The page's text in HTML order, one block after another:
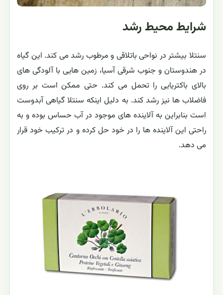
شرایط محیط رشد
سنتلا بیشتر در نواحی باتلاقی و مرطوب رشد می کند. این گیاه
در هندوستان و جنوب شرقی آسیا، زمین هایی با آلودگی های
بالای باکتریایی را تحمل می کند. حتی ممکن است بر روی
فاضلاب ها نیز رشد کند. به دلیل اینکه سنتلا گیاهی آبدوست
است بنابراین به آلاینده های موجود در آب حساس بوده و به
راحتی این آلاینده ها را در خود حل کرده و در ترکیب خود قرار
می دهد.